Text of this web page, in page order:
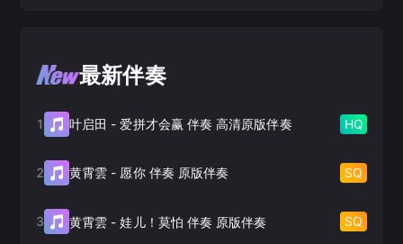
最新伴奏
1 叶启田 -爱拼才会赢 伴奏 高清原版伴奏 HQ
2 黄霄雲 - 愿你 伴奏 原版伴奏 SQ
3 黄霄雲 -娃儿！莫怕 伴奏 原版伴奏 SQ